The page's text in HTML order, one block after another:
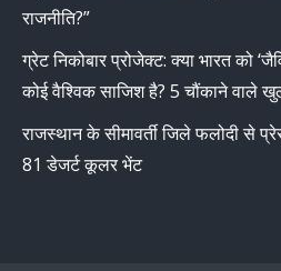
राजनीति?”
ग्रेट निकोबार प्रोजेक्ट: क्या भारत को
कोई वैश्विक साजिश है? 5 चौंकाने वाले
राजस्थान के सीमावर्ती जिले फलोदी से
81 डेजर्ट कूलर भेंट